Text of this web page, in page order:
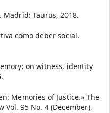
Taurus, 2018.
como deber social.
on witness, identity
Memories of Justice.» The
Vol. 95 No. 4 (December),